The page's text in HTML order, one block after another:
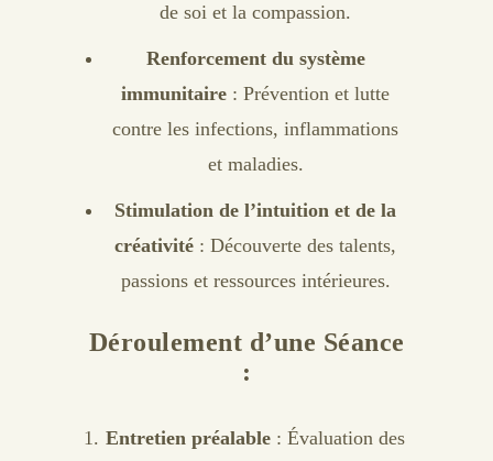
de soi et la compassion.
Renforcement du système
immunitaire : Prévention et lutte
contre les infections, inflammations
et maladies.
Stimulation de l’intuition et de la
créativité : Découverte des talents,
passions et ressources intérieures.
Déroulement d’une Séance
:
Entretien préalable : Évaluation des